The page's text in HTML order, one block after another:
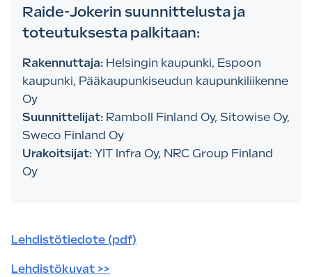
Raide-Jokerin suunnittelusta ja
toteutuksesta palkitaan:
Rakennuttaja: Helsingin kaupunki, Espoon
kaupunki, Pääkaupunkiseudun kaupunkiliikenne
Oy
Suunnittelijat: Ramboll Finland Oy, Sitowise Oy,
Sweco Finland Oy
Urakoitsijat: YIT Infra Oy, NRC Group Finland
Oy
Lehdistötiedote (pdf)
Lehdistökuvat >>